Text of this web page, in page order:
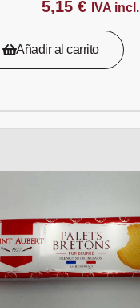
5,15 € IVA incl.
Añadir al carrito